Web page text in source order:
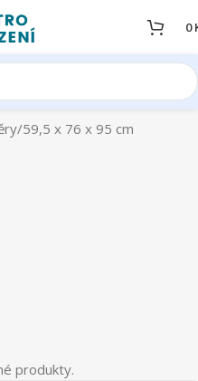
0
59,5 x 76 x 95 cm
produkty.